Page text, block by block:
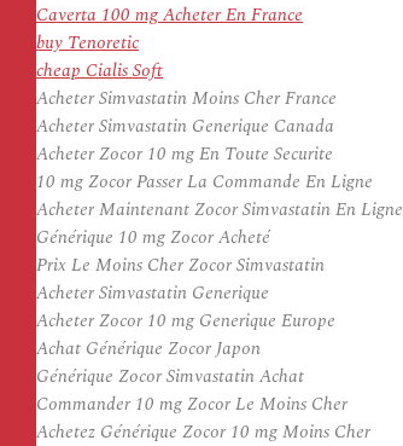
Caverta 100 mg Acheter En France
buy Tenoretic
cheap Cialis Soft
Acheter Simvastatin Moins Cher France
Acheter Simvastatin Generique Canada
Acheter Zocor 10 mg En Toute Securite
10 mg Zocor Passer La Commande En Ligne
Acheter Maintenant Zocor Simvastatin En Ligne
Générique 10 mg Zocor Acheté
Prix Le Moins Cher Zocor Simvastatin
Acheter Simvastatin Generique
Acheter Zocor 10 mg Generique Europe
Achat Générique Zocor Japon
Générique Zocor Simvastatin Achat
Commander 10 mg Zocor Le Moins Cher
Achetez Générique Zocor 10 mg Moins Cher